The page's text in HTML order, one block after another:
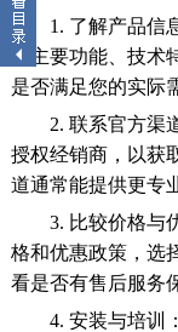
1. 了解产品信息
其主要功能、技术
是否满足您的实际
2. 联系官方渠道
授权经销商，以获
道通常能提供更专
3. 比较价格与优
格和优惠政策，选
看是否有售后服务
4. 安装与培训：